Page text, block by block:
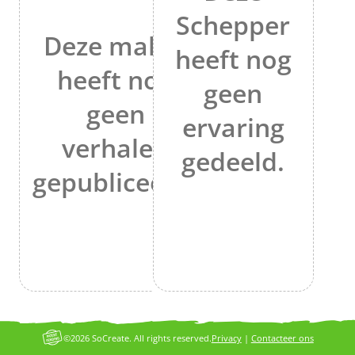
Deze maker
heeft nog
geen
verhalen
gepubliceerd.
Schepper
heeft nog
geen
ervaring
gedeeld.
Privacy| Contacteer ons
©2026 SoCreate. All rights reserved.